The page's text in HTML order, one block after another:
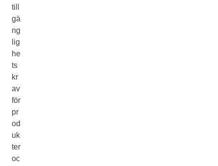
till
gä
ng
lig
he
ts
kr
av
för
pr
od
uk
ter
oc